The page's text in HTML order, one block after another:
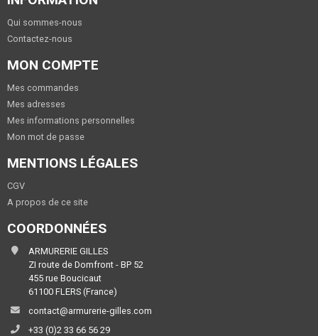
Qui sommes-nous
Contactez-nous
MON COMPTE
Mes commandes
Mes adresses
Mes informations personnelles
Mon mot de passe
MENTIONS LÉGALES
CGV
A propos de ce site
COORDONNÉES
ARMURERIE GILLES
ZI route de Domfront - BP 52
455 rue Boucicaut
61100 FLERS (France)
contact@armurerie-gilles.com
+33 (0)2 33 66 56 29